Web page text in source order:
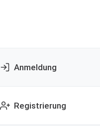
Anmeldung
Registrierung